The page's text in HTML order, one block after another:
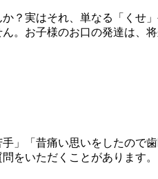
？​実はそれ、単なる「くせ
お子様のお口の発達は、将
」「昔痛い思いをしたの
をいただくことがあります